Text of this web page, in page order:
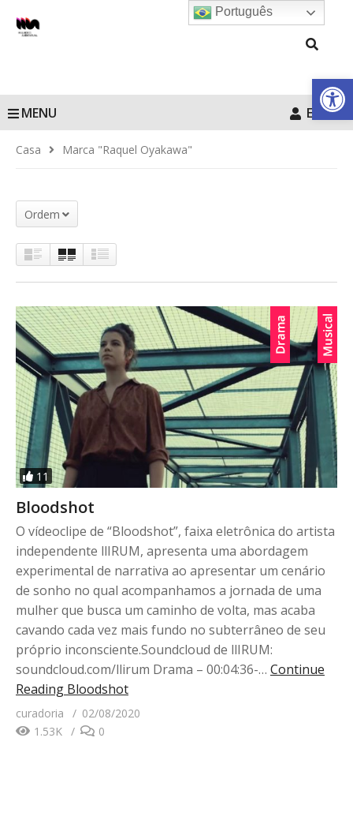
Barra de
MENU Entrar
Casa Marca "Raquel Oyakawa"
Ordem
11
Bloodshot
O vídeoclipe de “Bloodshot”, faixa eletrônica do artista
independente llIRUM, apresenta uma abordagem
experimental de narrativa ao apresentar um cenário
de sonho no qual acompanhamos a jornada de uma
mulher que busca um caminho de volta, mas acaba
cavando cada vez mais fundo no subterrâneo de seu
próprio inconsciente.Soundcloud de llIRUM:
soundcloud.com/llirum Drama – 00:04:36-… Continue
Reading Bloodshot
curadoria
02/08/2020
1.53K
0
Português